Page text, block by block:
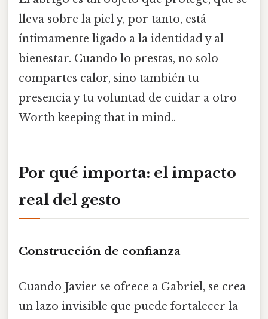
lleva sobre la piel y, por tanto, está
íntimamente ligado a la identidad y al
bienestar. Cuando lo prestas, no solo
compartes calor, sino también tu
presencia y tu voluntad de cuidar a otro
Worth keeping that in mind..
Por qué importa: el impacto
real del gesto
Construcción de confianza
Cuando Javier se ofrece a Gabriel, se crea
un lazo invisible que puede fortalecer la